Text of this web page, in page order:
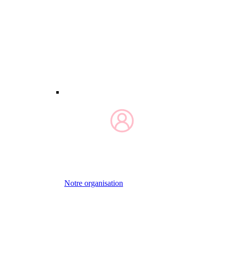
Notre organisation